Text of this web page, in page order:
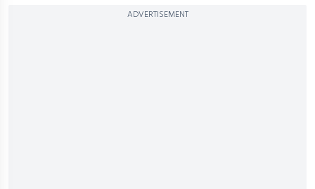
ADVERTISEMENT